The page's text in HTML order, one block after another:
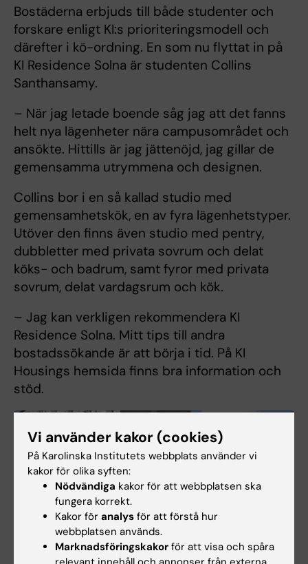
Bostäderna erbjuds till både studenter och
forskare enligt KI:s prioriteringsmodell och
därefter i kö-ordning. En som nu flyttat in på
KI Residence Solna är studenten Collins
Santhansamy.
– När jag letade boende såg jag att det fanns
helt nya lägenheter nära campusområdet och
ansökte. Hittills är jag jättenöjd, jag gillar de
gemensamma utrymmena och designen.
Collins bor i en så kallad studio med
gemensamhetskök, en av fyra lägenhetstyper.
Utöver den finns även studio med pentry,
dubbletter med privata sovrum och delat
köks- och badrum, samt fyror med privata
sovrum, delat vardagsrum och kök.
– Jag kan verkligen rekommendera KI
Residence Solna. Mitt tips till andra
bostadssökande är att börja i tid. På KI
Housings hemsida finns bra information och
stöd.
Vi använder kakor (cookies)
På Karolinska Institutets webbplats använder vi
kakor för olika syften:
Nödvändiga kakor för att webbplatsen ska
fungera korrekt.
Kakor för analys för att förstå hur
webbplatsen används.
Marknadsföringskakor för att visa och spåra